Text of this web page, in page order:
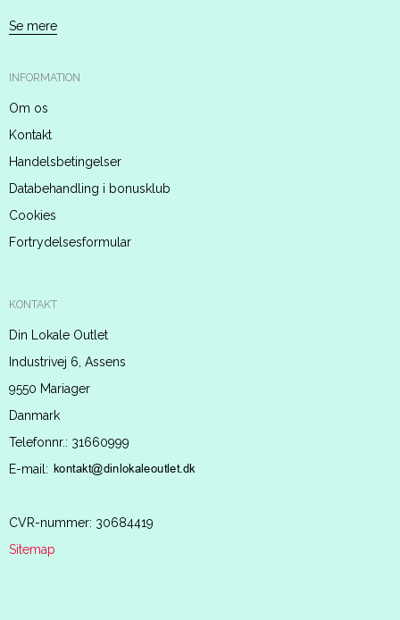
Se mere
INFORMATION
Om os
Kontakt
Handelsbetingelser
Databehandling i bonusklub
Cookies
Fortrydelsesformular
KONTAKT
Din Lokale Outlet
Industrivej 6, Assens
9550 Mariager
Danmark
Telefonnr.: 31660999
E-mail:
CVR-nummer: 30684419
Sitemap